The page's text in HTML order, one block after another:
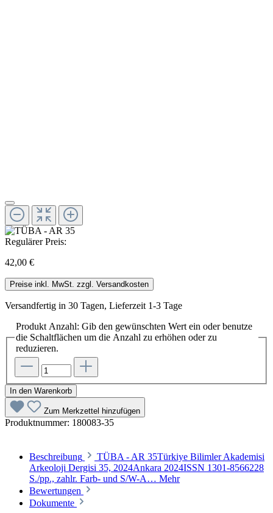
Regulärer Preis:
42,00 €
Preise inkl. MwSt. zzgl. Versandkosten
Versandfertig in 30 Tagen, Lieferzeit 1-3 Tage
Produkt Anzahl: Gib den gewünschten Wert ein oder benutze
die Schaltflächen um die Anzahl zu erhöhen oder zu
reduzieren.
In den Warenkorb
Zum Merkzettel hinzufügen
Produktnummer: 180083-35
Beschreibung
TÜBA - AR 35Türkiye Bilimler Akademisi
Arkeoloji Dergisi 35, 2024Ankara 2024ISSN 1301-8566228
S./pp., zahlr. Farb- und S/W-A… Mehr
Bewertungen
Dokumente